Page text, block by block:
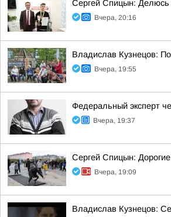
Сергей Спицын: Делюсь
Вчера, 20:16
Владислав Кузнецов:
Вчера, 19:55
Федеральный эксперт
Вчера, 19:37
Сергей Спицын:
Вчера, 19:09
Владислав Кузнецов: